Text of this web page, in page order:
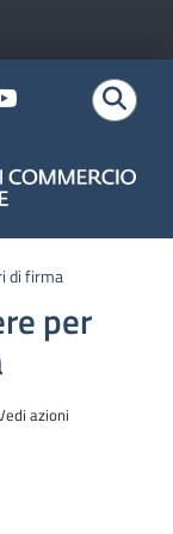
D'ITALIA
la tua impresa
ATECO
di firma
per
azioni